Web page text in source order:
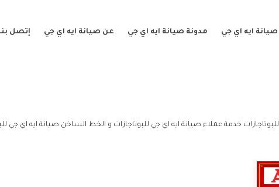
ايه اي جي مدونة صيانة ايه اي جي عن صيانة ايه اي جي إتصل
خدمة عملاء صيانة ايه اي جي للبوتاجازات و الخط الساخن صيانة ايه اي جي